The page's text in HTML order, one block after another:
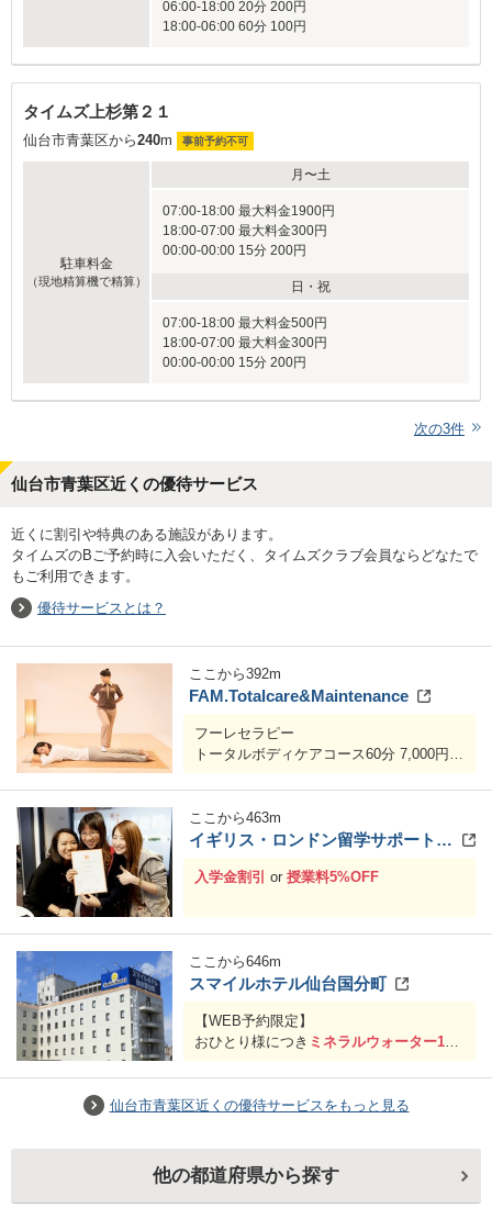
06:00-18:00 20分 200円
18:00-06:00 60分 100円
タイムズ上杉第２１
仙台市青葉区から240m 事前予約不可
駐車料金
（現地精算機で精算）
月〜土
07:00-18:00 最大料金1900円
18:00-07:00 最大料金300円
00:00-00:00 15分 200円
日・祝
07:00-18:00 最大料金500円
18:00-07:00 最大料金300円
00:00-00:00 15分 200円
次の3件
仙台市青葉区近くの優待サービス
近くに割引や特典のある施設があります。
タイムズのBご予約時に入会いただく、タイムズクラブ会員ならどなたで
もご利用できます。
優待サービスとは？
ここから392m
FAM.Totalcare&Maintenance
フーレセラピー
トータルボディケアコース60分 7,000円
トータルボディケアコース90分 10,000円
⇒8,000円
トータルボディケアコース120分 13,000円
ここから463m
イギリス・ロンドン留学サポートオフィス
入学金割引 or 授業料5%OFF
ここから646m
スマイルホテル仙台国分町
【WEB予約限定】
おひとり様につき ミネラルウォーター1ボ
※予約登録情報の「お問い合わせ」項目
ズクラブ会員番号(16桁)をご入力ください
期間：予告なく変更する場合がございま
す
仙台市青葉区近くの優待サービスをもっと見る
他の都道府県から探す